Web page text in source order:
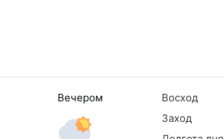
Вечером Восход
Заход